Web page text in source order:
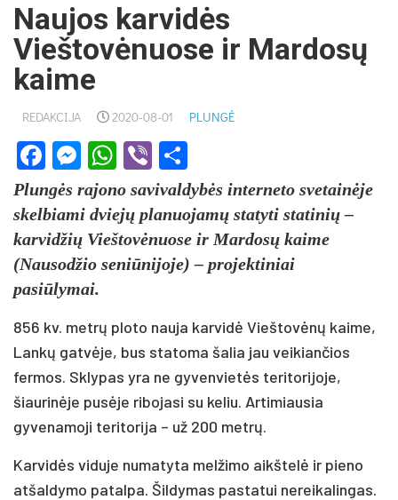
Naujos karvidės
Vieštovėnuose ir Mardosų
kaime
REDAKCIJA 2020-08-01 PLUNGĖ
Facebook
Messenger
WhatsApp
Viber
Plungės rajono savivaldybės interneto svetainėje
skelbiami dviejų planuojamų statyti statinių –
karvidžių Vieštovėnuose ir Mardosų kaime
(Nausodžio seniūnijoje) – projektiniai
pasiūlymai.
856 kv. metrų ploto nauja karvidė Vieštovėnų kaime,
Lankų gatvėje, bus statoma šalia jau veikiančios
fermos. Sklypas yra ne gyvenvietės teritorijoje,
šiaurinėje pusėje ribojasi su keliu. Artimiausia
gyvenamoji teritorija – už 200 metrų.
Karvidės viduje numatyta melžimo aikštelė ir pieno
atšaldymo patalpa. Šildymas pastatui nereikalingas.